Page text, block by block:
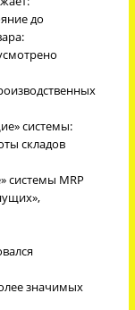
до
системы:
складов
системы MRP
значимых